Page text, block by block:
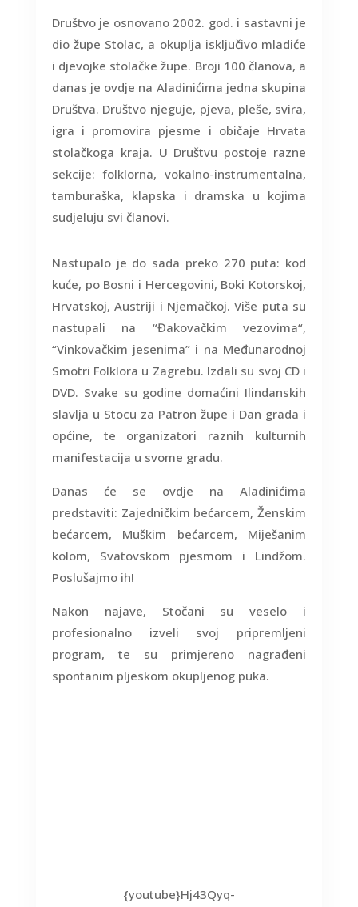
Društvo je osnovano 2002. god. i sastavni je
dio župe Stolac, a okuplja isključivo mladiće
i djevojke stolačke župe. Broji 100 članova, a
danas je ovdje na Aladinićima jedna skupina
Društva. Društvo njeguje, pjeva, pleše, svira,
igra i promovira pjesme i običaje Hrvata
stolačkoga kraja. U Društvu postoje razne
sekcije: folklorna, vokalno-instrumentalna,
tamburaška, klapska i dramska u kojima
sudjeluju svi članovi.
Nastupalo je do sada preko 270 puta: kod
kuće, po Bosni i Hercegovini, Boki Kotorskoj,
Hrvatskoj, Austriji i Njemačkoj. Više puta su
nastupali na “Đakovačkim vezovima“,
“Vinkovačkim jesenima” i na Međunarodnoj
Smotri Folklora u Zagrebu. Izdali su svoj CD i
DVD. Svake su godine domaćini Ilindanskih
slavlja u Stocu za Patron župe i Dan grada i
općine, te organizatori raznih kulturnih
manifestacija u svome gradu.
Danas će se ovdje na Aladinićima
predstaviti: Zajedničkim bećarcem, Ženskim
bećarcem, Muškim bećarcem, Miješanim
kolom, Svatovskom pjesmom i Lindžom.
Poslušajmo ih!
Nakon najave, Stočani su veselo i
profesionalno izveli svoj pripremljeni
program, te su primjereno nagrađeni
spontanim pljeskom okupljenog puka.
{youtube}Hj43Qyq-